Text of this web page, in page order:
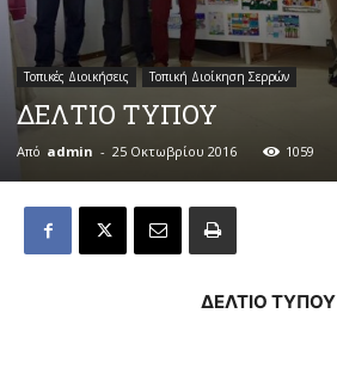
Τοπικές Διοικήσεις Τοπική Διοίκηση Σερρών
ΔΕΛΤΙΟ ΤΥΠΟΥ
Από admin - 25 Οκτωβρίου 2016 1059
ΔΕΛΤΙΟ ΤΥΠΟΥ